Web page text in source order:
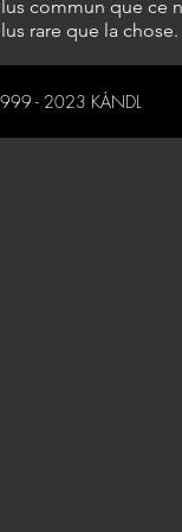
commun que ce
rare que la chose.
- 2023 KÁNDL